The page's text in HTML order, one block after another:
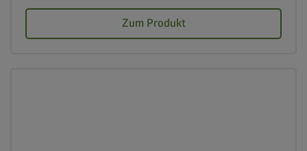
Zum Produkt